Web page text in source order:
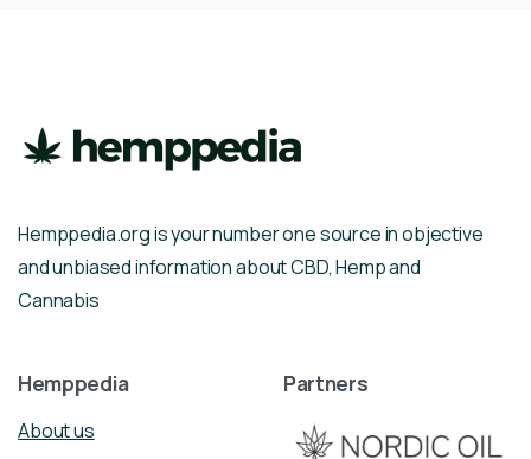
Hemppedia.org is your number one source in objective
and unbiased information about CBD, Hemp and
Cannabis
Hemppedia
About us
Partners